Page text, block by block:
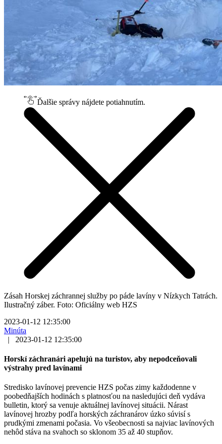
Ďalšie správy nájdete potiahnutím.
Zásah Horskej záchrannej služby po páde lavíny v Nízkych Tatrách.
Ilustračný záber. Foto: Oficiálny web HZS
2023-01-12 12:35:00
Minúta
|
2023-01-12 12:35:00
Horskí záchranári apelujú na turistov, aby nepodceňovali
výstrahy pred lavínami
Stredisko lavínovej prevencie HZS počas zimy každodenne v
poobedňajších hodinách s platnosťou na nasledujúci deň vydáva
bulletin, ktorý sa venuje aktuálnej lavínovej situácii. Nárast
lavínovej hrozby podľa horských záchranárov úzko súvisí s
prudkými zmenami počasia. Vo všeobecnosti sa najviac lavínových
nehôd stáva na svahoch so sklonom 35 až 40 stupňov.